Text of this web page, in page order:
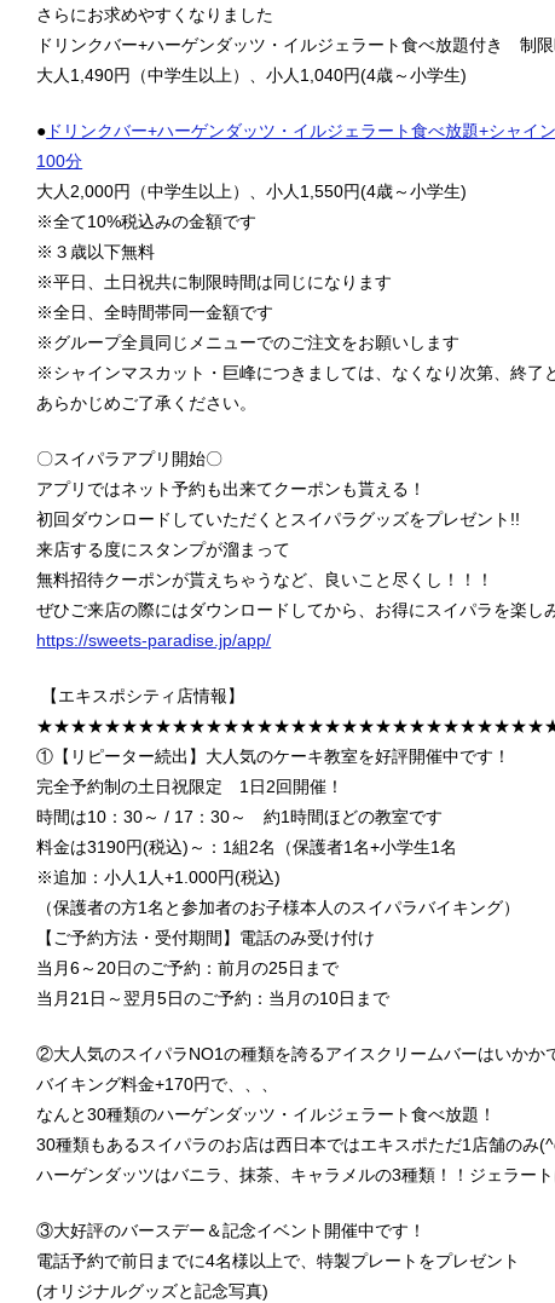
さらにお求めやすくなりました
ドリンクバー+ハーゲンダッツ・イルジェラート食べ放題付き 制
大人1,490円（中学生以上）、小人1,040円(4歳～小学生)
● ドリンクバー+ハーゲンダッツ・イルジェラート食べ放題+シャ
100分
大人2,000円（中学生以上）、小人1,550円(4歳～小学生)
※全て10%税込みの金額です
※３歳以下無料
※平日、土日祝共に制限時間は同じになります
※全日、全時間帯同一金額です
※グループ全員同じメニューでのご注文をお願いします
※シャインマスカット・巨峰につきましては、なくなり次第、終了
あらかじめご了承ください。
〇スイパラアプリ開始〇
アプリではネット予約も出来てクーポンも貰える！
初回ダウンロードしていただくとスイパラグッズをプレゼント!!
来店する度にスタンプが溜まって
無料招待クーポンが貰えちゃうなど、良いこと尽くし！！！
ぜひご来店の際にはダウンロードしてから、お得にスイパラを楽し
https://sweets-paradise.jp/app/
【エキスポシティ店情報】
①【リピーター続出】大人気のケーキ教室を好評開催中です！
完全予約制の土日祝限定 1日2回開催！
時間は10：30～ / 17：30～ 約1時間ほどの教室です
料金は3190円(税込)～：1組2名（保護者1名+小学生1名
※追加：小人1人+1.000円(税込)
（保護者の方1名と参加者のお子様本人のスイパラバイキング）
【ご予約方法・受付期間】電話のみ受け付け
当月6～20日のご予約：前月の25日まで
当月21日～翌月5日のご予約：当月の10日まで
②大人気のスイパラNO1の種類を誇るアイスクリームバーはいかか
バイキング料金+170円で、、、
なんと30種類のハーゲンダッツ・イルジェラート食べ放題！
30種類もあるスイパラのお店は西日本ではエキスポただ1店舗のみ
ハーゲンダッツはバニラ、抹茶、キャラメルの3種類！！ジェラート
③大好評のバースデー＆記念イベント開催中です！
電話予約で前日までに4名様以上で、特製プレートをプレゼント
(オリジナルグッズと記念写真)